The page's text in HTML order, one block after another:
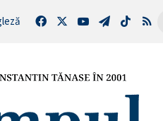
FacebookYouTubeTelegram
TikTokRSS